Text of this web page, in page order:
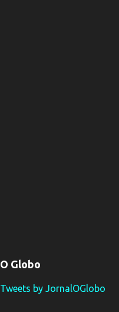
O Globo
Tweets by JornalOGlobo